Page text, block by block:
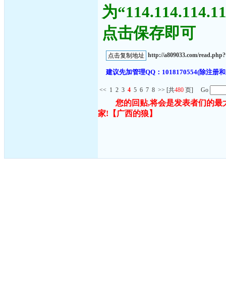
为
点击保存即可
http://a809033.com/
建议先加管理QQ：1018170554(除注册
<< 1 2 3 4 5 6 7 8 >> [共480 页] Go
您的回贴,将会是发表者们的
家! 【广西的狼】